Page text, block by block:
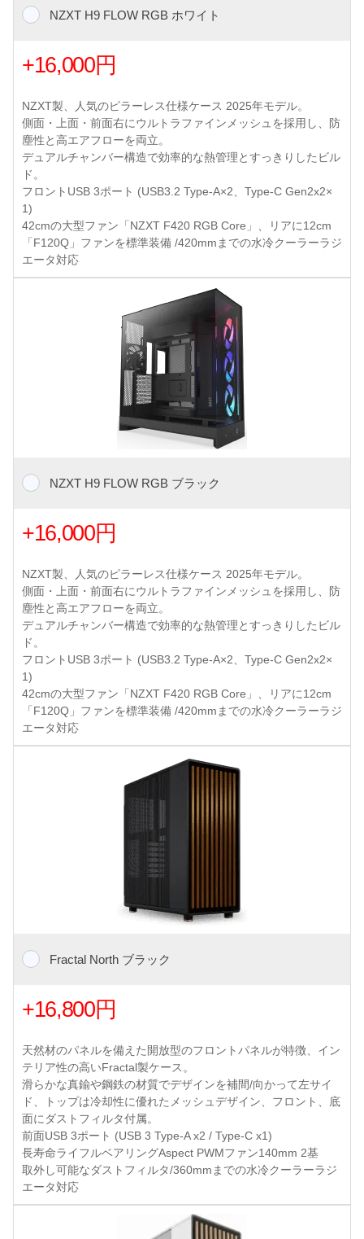
NZXT H9 FLOW RGB ホワイト
+16,000円
NZXT製、人気のピラーレス仕様ケース 2025年モデル。
側面・上面・前面右にウルトラファインメッシュを採用し、防
塵性と高エアフローを両立。
デュアルチャンバー構造で効率的な熱管理とすっきりしたビル
ド。
フロントUSB 3ポート (USB3.2 Type-A×2、Type-C Gen2x2×
1)
42cmの大型ファン「NZXT F420 RGB Core」、リアに12cm
「F120Q」ファンを標準装備 /420mmまでの水冷クーラーラジ
エータ対応
NZXT H9 FLOW RGB ブラック
+16,000円
NZXT製、人気のピラーレス仕様ケース 2025年モデル。
側面・上面・前面右にウルトラファインメッシュを採用し、防
塵性と高エアフローを両立。
デュアルチャンバー構造で効率的な熱管理とすっきりしたビル
ド。
フロントUSB 3ポート (USB3.2 Type-A×2、Type-C Gen2x2×
1)
42cmの大型ファン「NZXT F420 RGB Core」、リアに12cm
「F120Q」ファンを標準装備 /420mmまでの水冷クーラーラジ
エータ対応
Fractal North ブラック
+16,800円
天然材のパネルを備えた開放型のフロントパネルが特徴、イン
テリア性の高いFractal製ケース。
滑らかな真鍮や鋼鉄の材質でデザインを補間/向かって左サイ
ド、トップは冷却性に優れたメッシュデザイン、フロント、底
面にダストフィルタ付属。
前面USB 3ポート (USB 3 Type-A x2 / Type-C x1)
長寿命ライフルベアリングAspect PWMファン140mm 2基
取外し可能なダストフィルタ/360mmまでの水冷クーラーラジ
エータ対応